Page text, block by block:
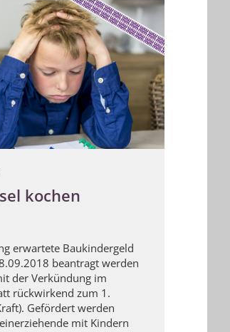
kochen
erwartete Baukindergeld
beantragt werden
der Verkündung im
rückwirkend zum 1.
Gefördert werden
mit Kindern